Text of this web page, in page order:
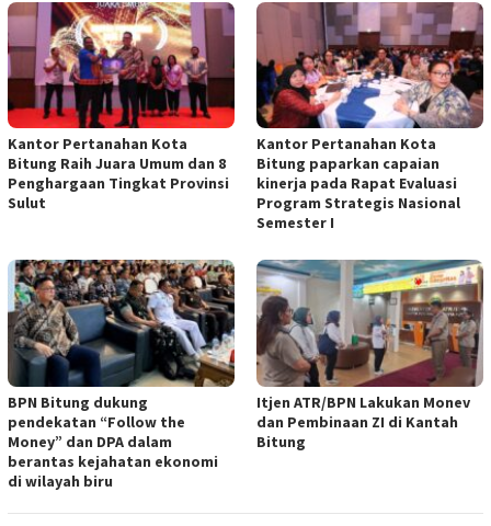
Kantor Pertanahan Kota
Bitung Raih Juara Umum dan 8
Penghargaan Tingkat Provinsi
Sulut
Kantor Pertanahan Kota
Bitung paparkan capaian
kinerja pada Rapat Evaluasi
Program Strategis Nasional
Semester I
BPN Bitung dukung
pendekatan “Follow the
Money” dan DPA dalam
berantas kejahatan ekonomi
di wilayah biru
Itjen ATR/BPN Lakukan Monev
dan Pembinaan ZI di Kantah
Bitung